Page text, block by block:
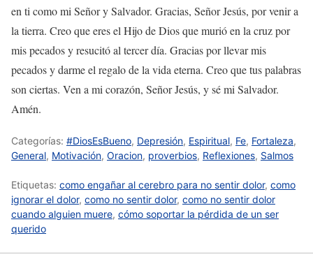
en ti como mi Señor y Salvador. Gracias, Señor Jesús, por venir a
la tierra. Creo que eres el Hijo de Dios que murió en la cruz por
mis pecados y resucitó al tercer día. Gracias por llevar mis
pecados y darme el regalo de la vida eterna. Creo que tus palabras
son ciertas. Ven a mi corazón, Señor Jesús, y sé mi Salvador.
Amén.
Categorías: #DiosEsBueno, Depresión, Espiritual, Fe, Fortaleza,
General, Motivación, Oracion, proverbios, Reflexiones, Salmos
Etiquetas: como engañar al cerebro para no sentir dolor, como
ignorar el dolor, como no sentir dolor, como no sentir dolor
cuando alguien muere, cómo soportar la pérdida de un ser
querido